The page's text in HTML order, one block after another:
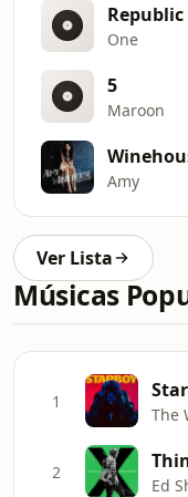
Republic
One
5
Maroon
Amy
Ver Lista
Músicas
1
The
2
Ed